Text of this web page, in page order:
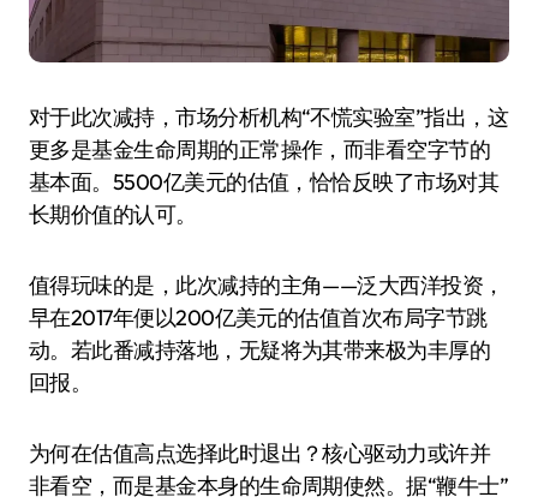
对于此次减持，市场分析机构“不慌实验室”指出，这
更多是基金生命周期的正常操作，而非看空字节的
基本面。5500亿美元的估值，恰恰反映了市场对其
长期价值的认可。
值得玩味的是，此次减持的主角——泛大西洋投资，
早在2017年便以200亿美元的估值首次布局字节跳
动。若此番减持落地，无疑将为其带来极为丰厚的
回报。
为何在估值高点选择此时退出？核心驱动力或许并
非看空，而是基金本身的生命周期使然。据“鞭牛士”